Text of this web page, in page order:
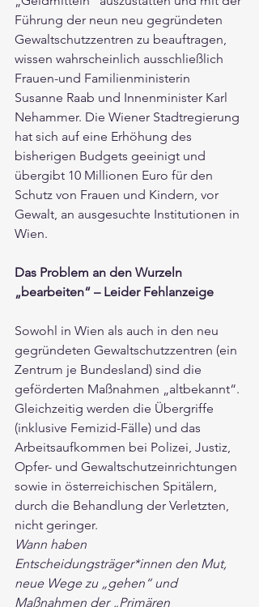
Führung der neun neu gegründeten
Gewaltschutzzentren zu beauftragen,
wissen wahrscheinlich ausschließlich
Frauen-und Familienministerin
Susanne Raab und Innenminister Karl
Nehammer. Die Wiener Stadtregierung
hat sich auf eine Erhöhung des
bisherigen Budgets geeinigt und
übergibt 10 Millionen Euro für den
Schutz von Frauen und Kindern, vor
Gewalt, an ausgesuchte Institutionen in
Wien.
Das Problem an den Wurzeln
„bearbeiten“ – Leider Fehlanzeige
Sowohl in Wien als auch in den neu
gegründeten Gewaltschutzzentren (ein
Zentrum je Bundesland) sind die
geförderten Maßnahmen „altbekannt“.
Gleichzeitig werden die Übergriffe
(inklusive Femizid-Fälle) und das
Arbeitsaufkommen bei Polizei, Justiz,
Opfer- und Gewaltschutzeinrichtungen
sowie in österreichischen Spitälern,
durch die Behandlung der Verletzten,
nicht geringer.
Wann haben
Entscheidungsträger*innen den Mut,
neue Wege zu „gehen“ und
Maßnahmen der „Primären